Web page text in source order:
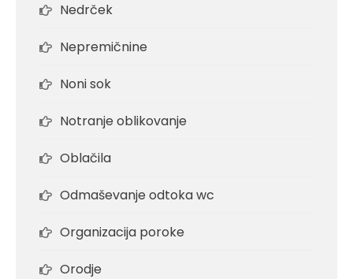
Nedrček
Nepremičnine
Noni sok
Notranje oblikovanje
Oblačila
Odmaševanje odtoka wc
Organizacija poroke
Orodje